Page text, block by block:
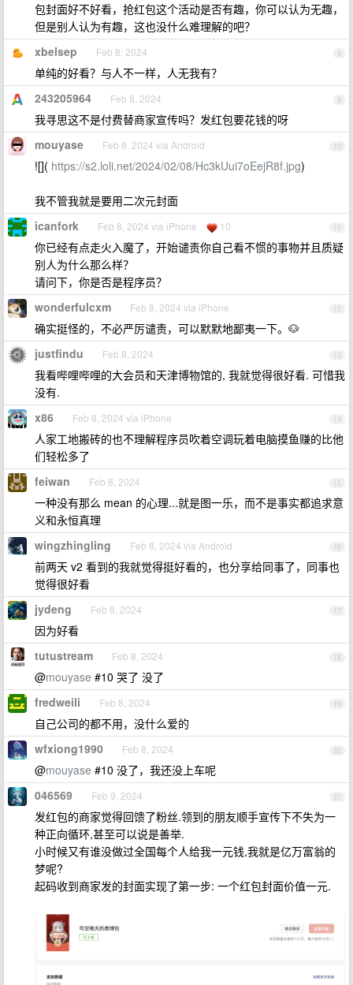
包封面好不好看，抢红包这个活动是否有趣，你可以认为无趣，
但是别人认为有趣，这也没什么难理解的吧？
8
xbelsep Feb 8, 2024
单纯的好看？与人不一样，人无我有？
9
243205964 Feb 8, 2024
我寻思这不是付费替商家宣传吗？发红包要花钱的呀
10
mouyase Feb 8, 2024 via Android
![]( https://s2.loli.net/2024/02/08/Hc3kUui7oEejR8f.jpg)
我不管我就是要用二次元封面
11
icanfork Feb 8, 2024 via iPhone 10
你已经有点走火入魔了，开始谴责你自己看不惯的事物并且质疑
别人为什么那么样？
请问下，你是否是程序员？
12
wonderfulcxm Feb 8, 2024 via iPhone
确实挺怪的，不必严厉谴责，可以默默地鄙夷一下。🐶
13
justfindu Feb 8, 2024
我看哔哩哔哩的大会员和天津博物馆的, 我就觉得很好看. 可惜我
没有.
14
x86 Feb 8, 2024 via iPhone
人家工地搬砖的也不理解程序员吹着空调玩着电脑摸鱼赚的比他
们轻松多了
15
feiwan Feb 8, 2024
一种没有那么 mean 的心理...就是图一乐，而不是事实都追求意
义和永恒真理
16
wingzhingling Feb 8, 2024 via Android
前两天 v2 看到的我就觉得挺好看的，也分享给同事了，同事也
觉得很好看
17
jydeng Feb 8, 2024
因为好看
18
tutustream Feb 8, 2024
@mouyase #10 哭了 没了
19
fredweili Feb 8, 2024
自己公司的都不用，没什么爱的
20
wfxiong1990 Feb 8, 2024
@mouyase #10 没了，我还没上车呢
21
046569 Feb 9, 2024
发红包的商家觉得回馈了粉丝.领到的朋友顺手宣传下不失为一
种正向循环,甚至可以说是善举.
小时候又有谁没做过全国每个人给我一元钱,我就是亿万富翁的
梦呢?
起码收到商家发的封面实现了第一步: 一个红包封面价值一元.